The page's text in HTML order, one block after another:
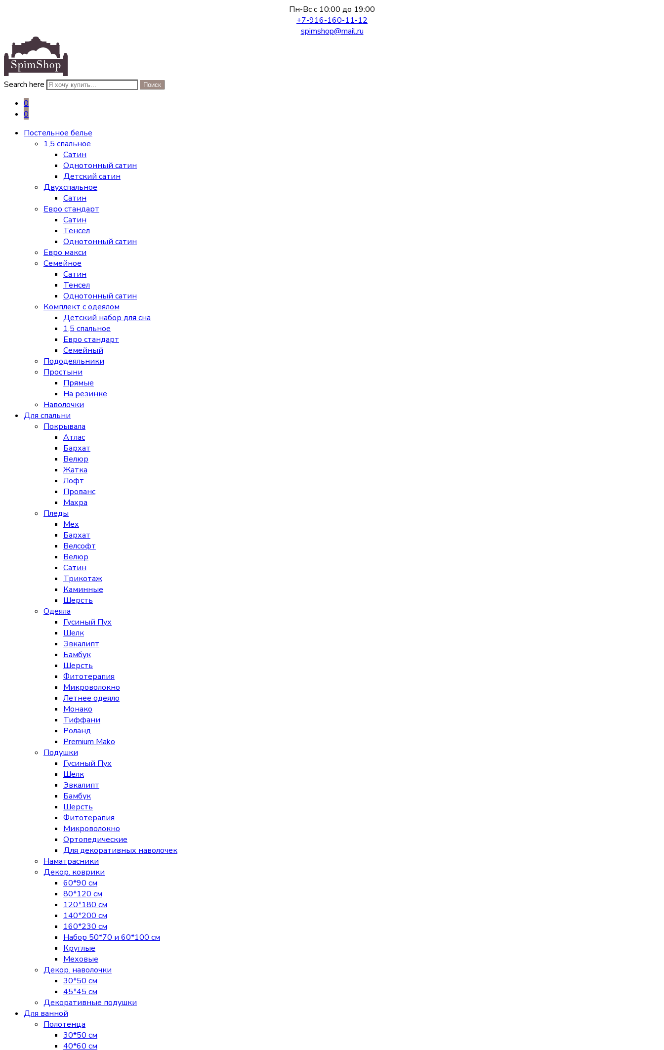
Пн-Вс с 10:00 до 19:00
+7-916-160-11-12
spimshop@mail.ru
Search here Поиск
0
0
Постельное белье
1,5 спальное
Сатин
Однотонный сатин
Детский сатин
Двухспальное
Сатин
Евро стандарт
Сатин
Тенсел
Однотонный сатин
Евро макси
Семейное
Сатин
Тенсел
Однотонный сатин
Комплект с одеялом
Детский набор для сна
1,5 спальное
Евро стандарт
Семейный
Пододеяльники
Простыни
Прямые
На резинке
Наволочки
Для спальни
Покрывала
Атлас
Бархат
Велюр
Жатка
Лофт
Прованс
Махра
Пледы
Мех
Бархат
Велсофт
Велюр
Сатин
Трикотаж
Каминные
Шерсть
Одеяла
Гусиный Пух
Шелк
Эвкалипт
Бамбук
Шерсть
Фитотерапия
Микроволокно
Летнее одеяло
Монако
Тиффани
Роланд
Premium Mako
Подушки
Гусиный Пух
Шелк
Эвкалипт
Бамбук
Шерсть
Фитотерапия
Микроволокно
Ортопедические
Для декоративных наволочек
Наматрасники
Декор. коврики
60*90 см
80*120 см
120*180 см
140*200 см
160*230 см
Набор 50*70 и 60*100 см
Круглые
Меховые
Декор. наволочки
30*50 см
45*45 см
Декоративные подушки
Для ванной
Полотенца
30*50 см
40*60 см